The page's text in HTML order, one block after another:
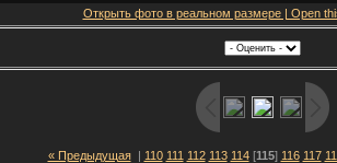
Открыть фото в реальном размере | Open
« Предыдущая| 110 111 112 113 114[115] 116 117